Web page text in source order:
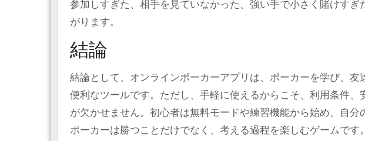
参加しすぎた、相手を見ていなかった、強い手で小さく賭けす
がります。
結論
結論として、オンラインポーカーアプリは、ポーカーを学び、
便利なツールです。ただし、手軽に使えるからこそ、利用条件、
が欠かせません。初心者は無料モードや練習機能から始め、自分
ポーカーは勝つことだけでなく、考える過程を楽しむゲームで